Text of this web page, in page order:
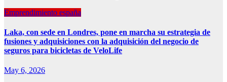
Emprendimiento españa
Laka, con sede en Londres, pone en marcha su estrategia de
fusiones y adquisiciones con la adquisición del negocio de
seguros para bicicletas de VeloLife
May 6, 2026